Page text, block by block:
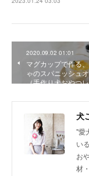
2020.09.02 01:01
マグカップで作る
ゃのスパニッシュ
（手作り犬おやつ
"愛
い
お
材